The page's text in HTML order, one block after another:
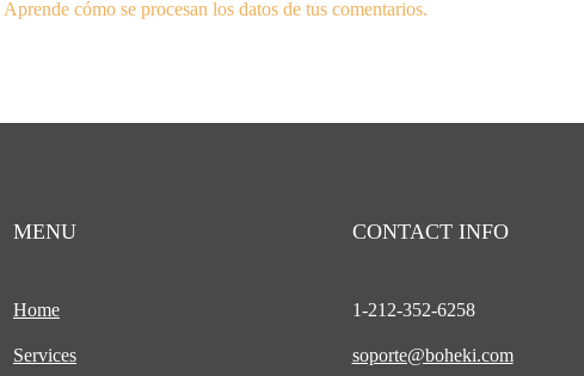
Aprende cómo se procesan los datos de tus comentarios.
MENU
Home
Services
CONTACT INFO
1-212-352-6258
soporte@boheki.com